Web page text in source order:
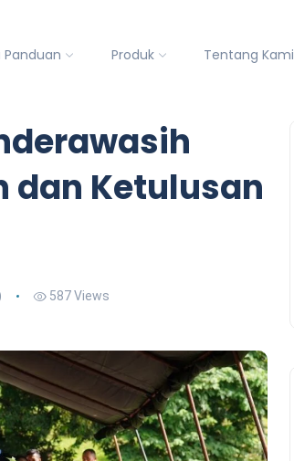
Panduan Produk Tentang Kami
dan Ketulusan
587 Views